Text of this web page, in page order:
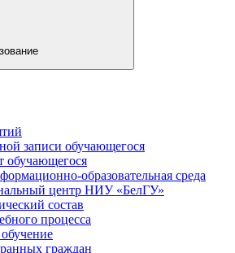
записи обучающегося
обучающегося
образовательная среда
центр НИУ «БелГУ»
состав
процесса
граждан